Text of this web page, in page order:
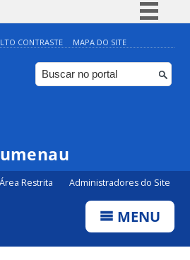
Simplifique!
Comunica BR
Participe
CONTRASTE MAPA DO SITE
Área Restrita Administradores do Site
MENU